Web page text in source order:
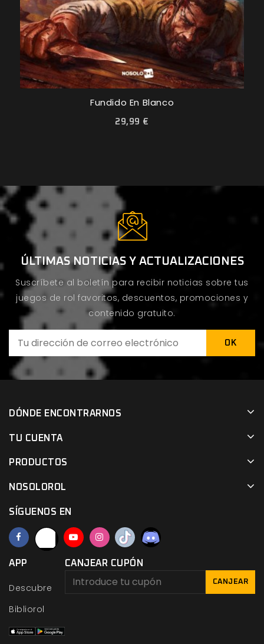
Fundido En Blanco
29,99 €
ÚLTIMAS NOTICIAS Y ACTUALIZACIONES
Suscríbete al boletín para recibir noticias sobre tus
juegos de rol favoritos, descuentos, promociones y
contenido gratuito.
DÓNDE ENCONTRARNOS
TU CUENTA
PRODUCTOS
NOSOLOROL
SÍGUENOS EN
APP
Descubre
Bibliorol
CANJEAR CUPÓN
CANJEAR